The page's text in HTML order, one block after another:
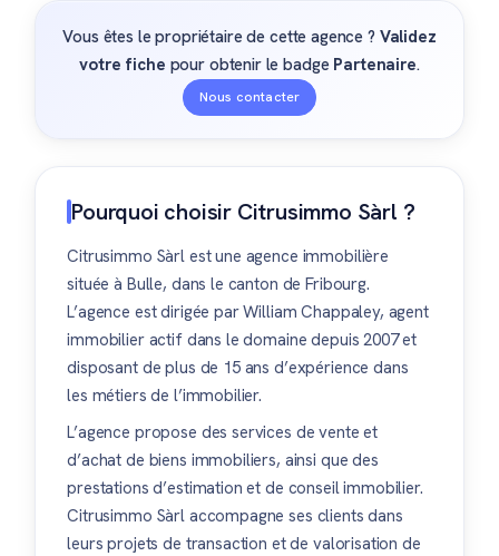
Vous êtes le propriétaire de cette agence ? Validez
votre fiche pour obtenir le badge Partenaire.
Nous contacter
Pourquoi choisir Citrusimmo Sàrl ?
Citrusimmo Sàrl est une agence immobilière
située à Bulle, dans le canton de Fribourg.
L’agence est dirigée par William Chappaley, agent
immobilier actif dans le domaine depuis 2007 et
disposant de plus de 15 ans d’expérience dans
les métiers de l’immobilier.
L’agence propose des services de vente et
d’achat de biens immobiliers, ainsi que des
prestations d’estimation et de conseil immobilier.
Citrusimmo Sàrl accompagne ses clients dans
leurs projets de transaction et de valorisation de